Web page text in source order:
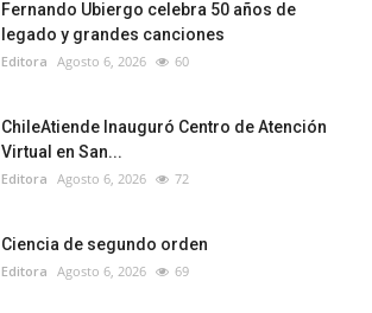
Fernando Ubiergo celebra 50 años de
legado y grandes canciones
Editora Agosto 6, 2026 60
ChileAtiende Inauguró Centro de Atención
Virtual en San...
Editora Agosto 6, 2026 72
Ciencia de segundo orden
Editora Agosto 6, 2026 69